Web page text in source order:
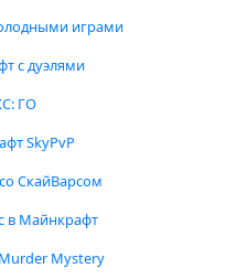
играми
с дуэлями
ГО
SkyPvP
СкайВарсом
в Майнкрафт
Mystery